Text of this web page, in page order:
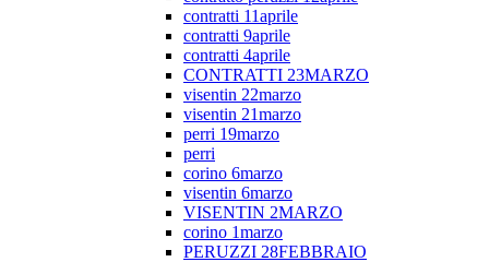
contratti 11aprile
contratti 9aprile
contratti 4aprile
CONTRATTI 23MARZO
visentin 22marzo
visentin 21marzo
perri 19marzo
perri
corino 6marzo
visentin 6marzo
VISENTIN 2MARZO
corino 1marzo
PERUZZI 28FEBBRAIO